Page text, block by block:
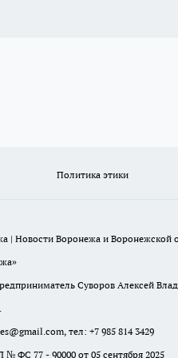
Политика этики
| Новости Воронежа и Воронежской
Суворов Алексей
тел: +7 985 814 3429
№ ФС 77 - 90000 от 05 сентября 2025